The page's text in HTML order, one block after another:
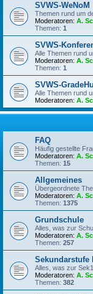
SVWS-WeNoM
Themen rund um
Moderatoren: A.
Themen: 1
SVWS-
Alle Themen rund
Moderatoren: A.
Themen: 1
SVWS-
Alle Themen rund
Moderatoren: A.
FAQ
Häufig gestellte
Moderatoren: A.
Themen: 15
Allgemeines
Übergeordnete
Moderatoren: A.
Themen: 1375
Grundschule
Alles, was zur
Moderatoren: A.
Themen: 257
Sekundarstufe I
Alles, was zur
Moderatoren: A.
Themen: 382